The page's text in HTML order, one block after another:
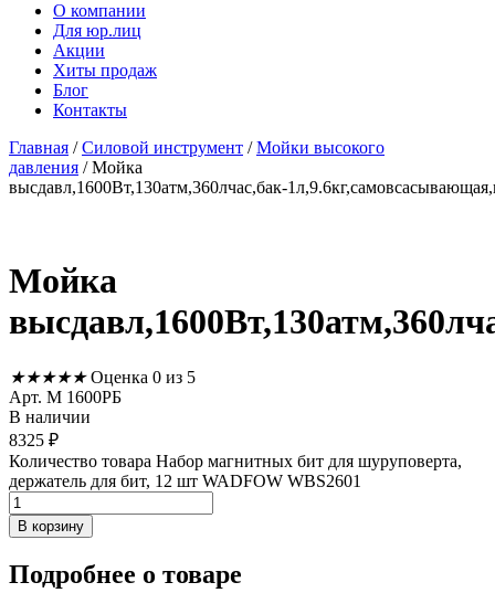
О компании
Для юр.лиц
Акции
Хиты продаж
Блог
Контакты
Главная /Силовой инструмент /Мойки высокого
давления / Мойка
высдавл,1600Вт,130атм,360лчас,бак-
Мойка
★★★★★ Оценка 0 из 5
Арт. М 1600РБ
В наличии
8325 ₽
Количество товара Набор магнитных бит для шуруповерта,
держатель для бит, 12 шт WADFOW WBS2601
В корзину
Подробнее о товаре